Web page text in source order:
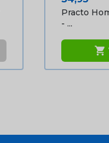
Practo
- ...
shopping_cart